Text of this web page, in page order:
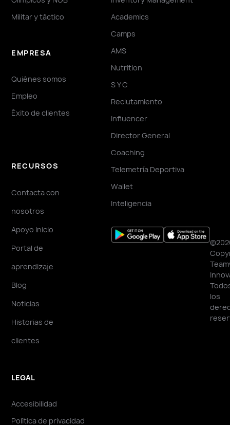
Militar y táctico
EMPRESA
Quiénes somos
Empleo
Éxito de clientes
RECURSOS
Contacta con
nosotros
Apoyo Inicio
Portal de
aprendizaje
Blog
Noticias
Historias de
clientes
LEGAL
Accesibilidad
Política de privacidad
Academics
Camps
AMS
Nutrition
S Y C
Reclutamiento
Influencer
Director General
Coaching
Telemetría Deportiva
Wallet
Inteligencia
los